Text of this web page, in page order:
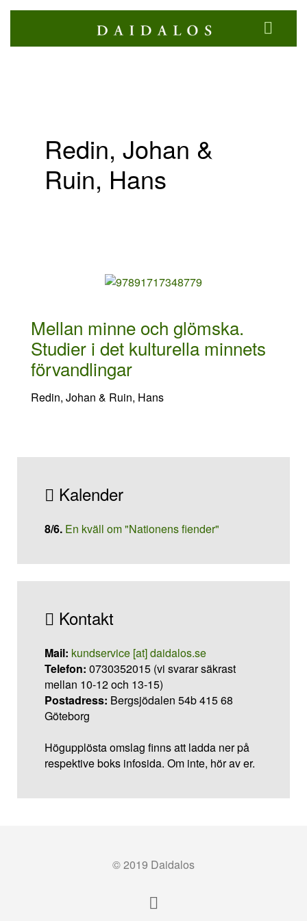
Redin, Johan &
Ruin, Hans
Mellan minne och glömska.
Studier i det kulturella minnets
förvandlingar
Redin, Johan & Ruin, Hans
Kalender
8/6. En kväll om "Nationens fiender"
Kontakt
Mail: kundservice [at] daidalos.se
Telefon: 0730352015 (vi svarar säkrast
mellan 10-12 och 13-15)
Postadress: Bergsjödalen 54b 415 68
Göteborg
Högupplösta omslag finns att ladda ner på
respektive boks infosida. Om inte, hör av er.
© 2019 Daidalos